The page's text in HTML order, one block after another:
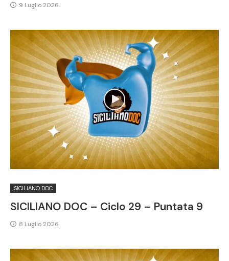
9 Luglio 2026
SICILIANO DOC
SICILIANO DOC – Ciclo 29 – Puntata 9
8 Luglio 2026